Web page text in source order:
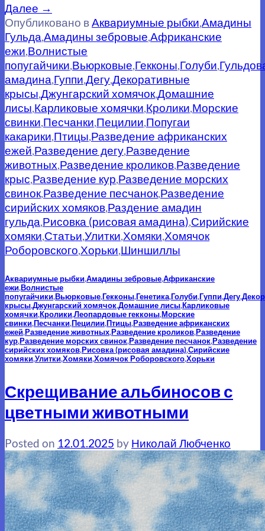
Далее →
Опубликовано вАквариумные рыбки,Амадины
Гульда,Амадины зебровые,Африканские
ежи,Волнистые
попугайчики,Вьюрковые,Гекконы,Голуби,
амадина,Гуппи,Дегу,Декоративные
крысы,Джунгарский хомячок,Домашние
лисы,Карликовые хомячки,Кролики,Морские
свинки,Песчанки,Пецилии,Попугаи
какарики,Птицы,Разведение африканских
ежей,Разведение дегу,Разведение
животных,Разведение кроликов,Разведение
крыс,Разведение кур,Разведение морских
свинок,Разведение песчанок,Разведение
сирийских хомяков,Раздение амадин
гульда,Рисовка (рисовая амадина),Сирийские
хомяки,Статьи,Улитки,Хомяки,Хомячок
Роборовского,Хорьки,Шиншиллы
Аквариумные рыбки,Амадины зебровые,Африканские
ежи,Волнистые
попугайчики,Вьюрковые,Гекконы,Генетика,Голуби,Гуппи,Дегу,
крысы,Джунгарский хомячок,Домашние лисы,Карликовые
хомячки,Кролики,Леопардовые гекконы,Морские
свинки,Песчанки,Пецилии,Птицы,Разведение африканских
ежей,Разведение животных,Разведение кроликов,Разведение
кур,Разведение морских свинок,Разведение песчанок,Разведение
сирийских хомяков,Рисовка (рисовая амадина),Сирийские
хомяки,Улитки,Хомяки,Хомячок Роборовского,Хорьки
Скрещивание альбиносов с
цветными животными
Posted on 12.01.2025 by Николай Любченко